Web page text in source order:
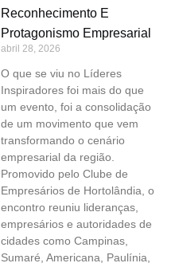
Reconhecimento E
Protagonismo Empresarial
abril 28, 2026
O que se viu no Líderes
Inspiradores foi mais do que
um evento, foi a consolidação
de um movimento que vem
transformando o cenário
empresarial da região.
Promovido pelo Clube de
Empresários de Hortolândia, o
encontro reuniu lideranças,
empresários e autoridades de
cidades como Campinas,
Sumaré, Americana, Paulínia,